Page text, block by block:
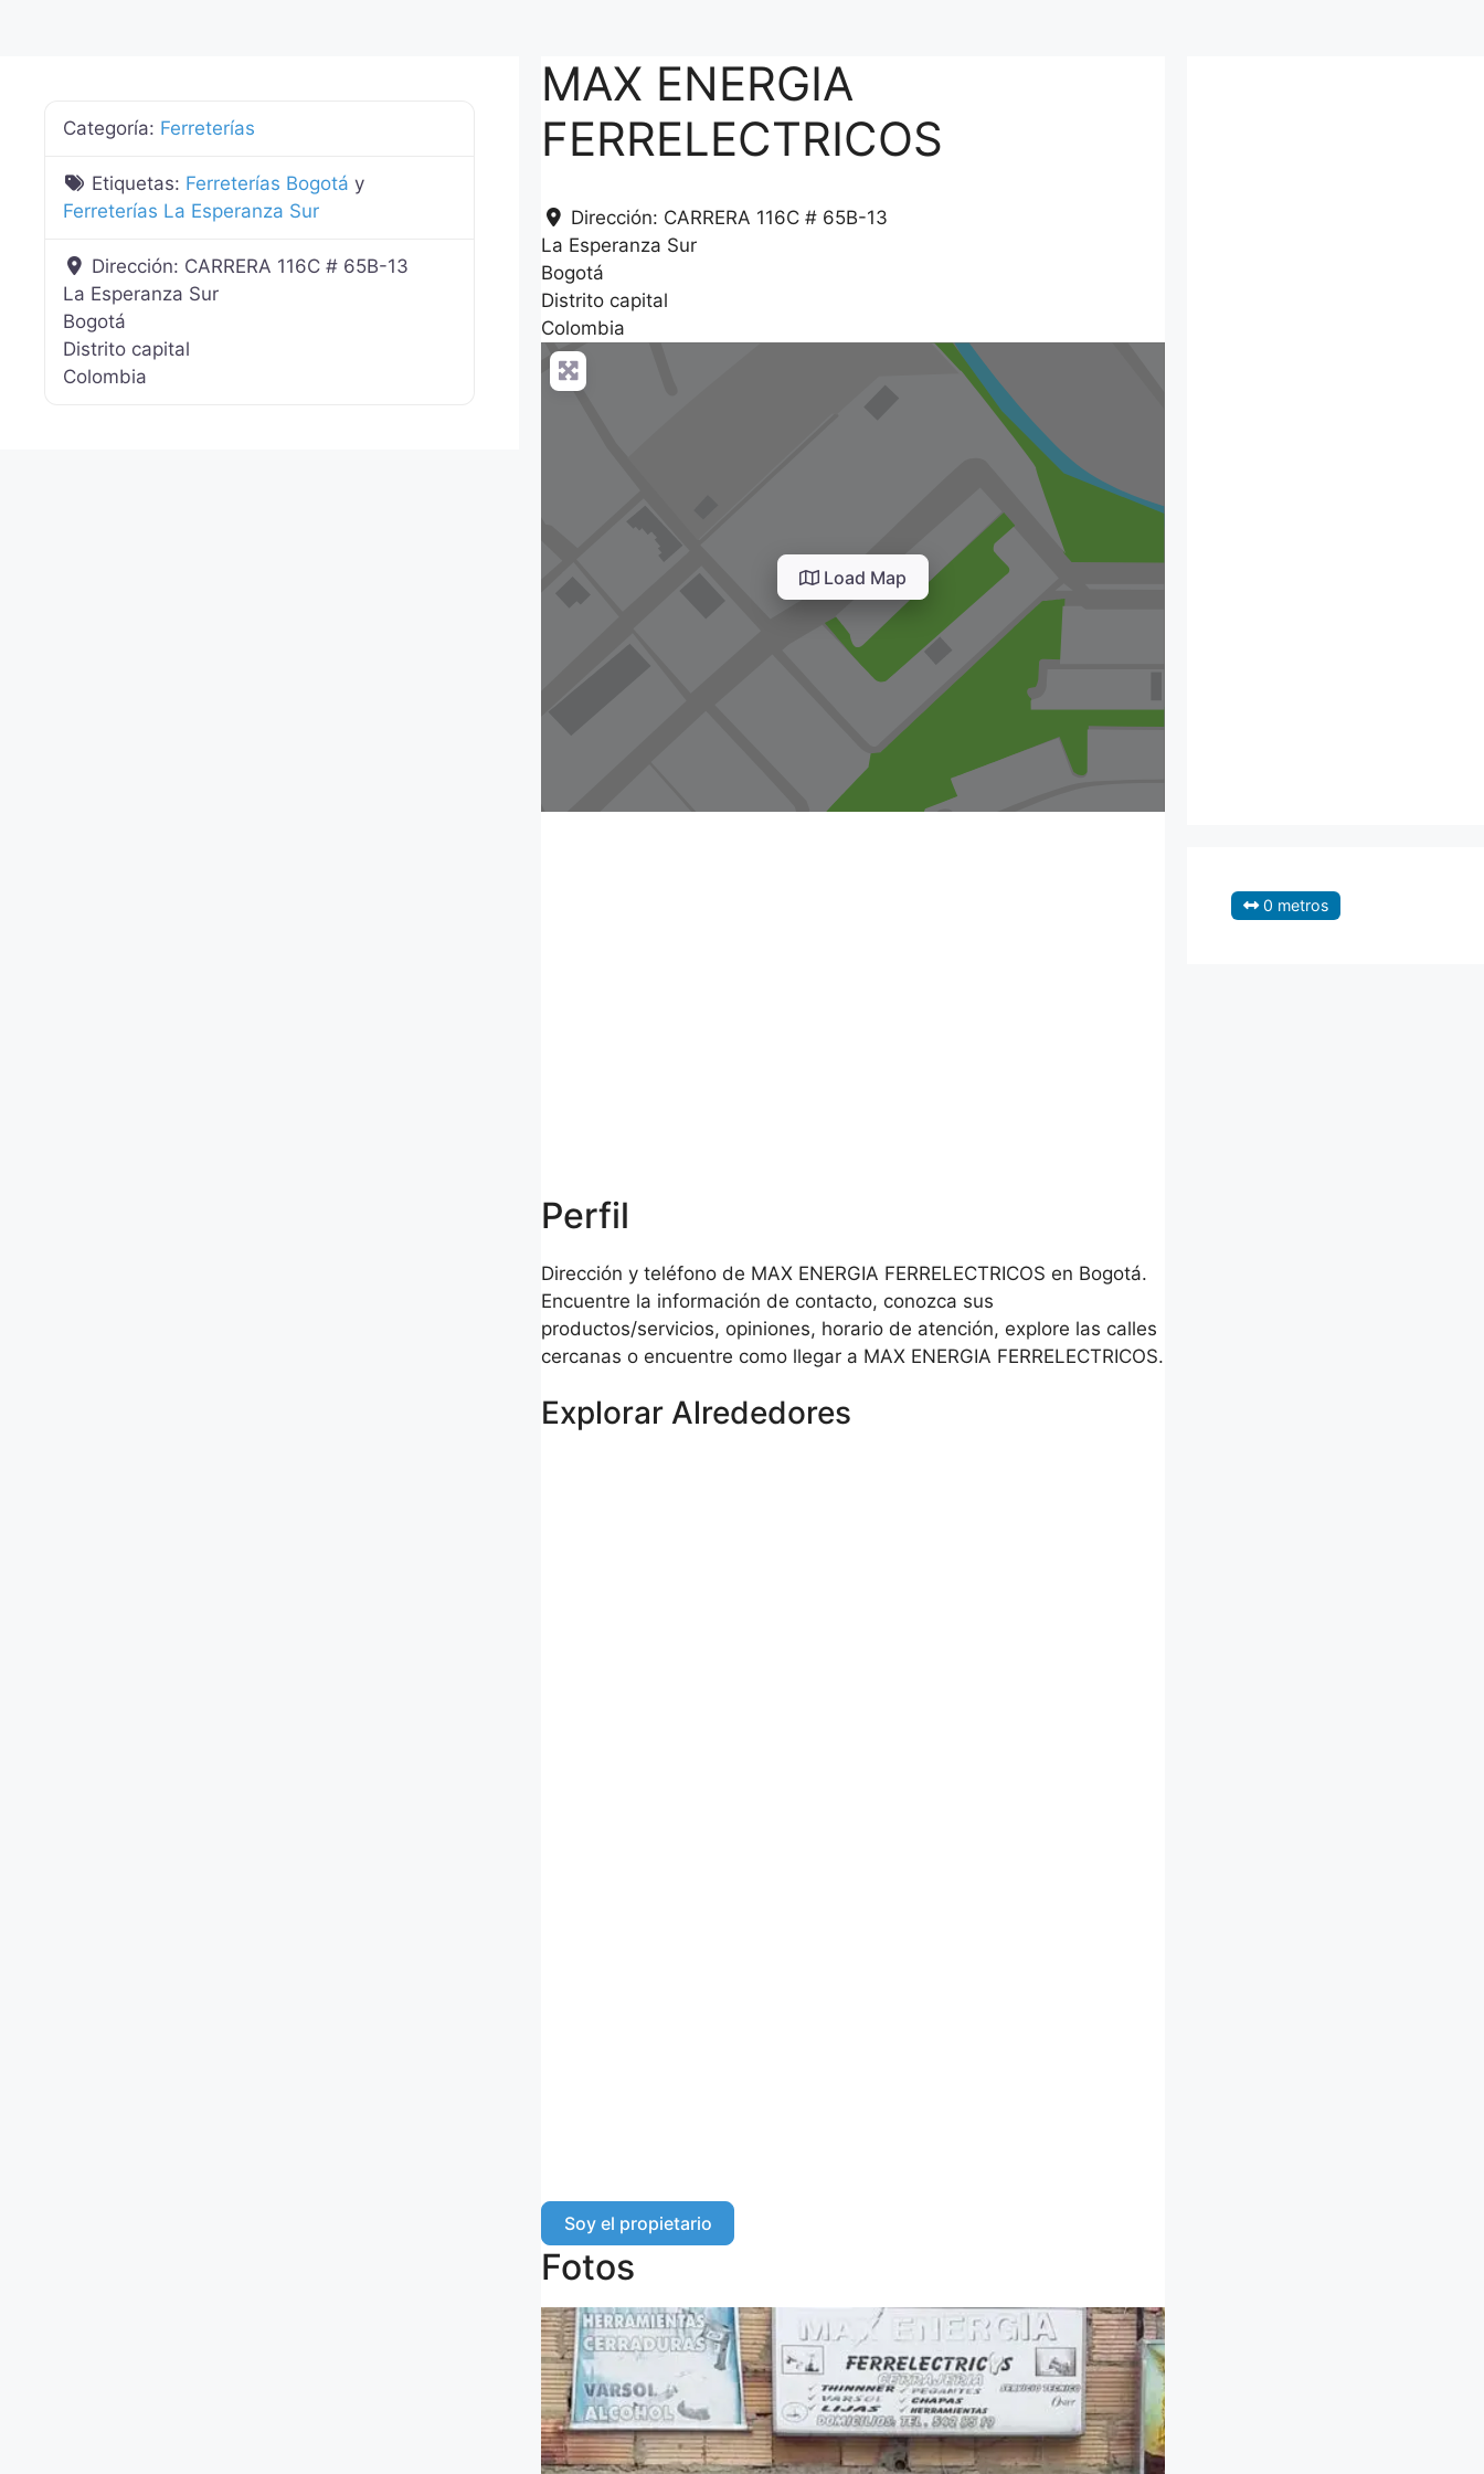
MAX ENERGIA
FERRELECTRICOS
Dirección: CARRERA 116C # 65B-13
La Esperanza Sur
Bogotá
Distrito capital
Colombia
Load Map
Perfil
Dirección y teléfono de MAX ENERGIA FERRELECTRICOS en Bogotá.
Encuentre la información de contacto, conozca sus
productos/servicios, opiniones, horario de atención, explore las calles
cercanas o encuentre como llegar a MAX ENERGIA FERRELECTRICOS.
Explorar Alrededores
Soy el propietario
Fotos
Categoría: Ferreterías
Etiquetas: Ferreterías Bogotá y
Ferreterías La Esperanza Sur
Dirección: CARRERA 116C # 65B-13
La Esperanza Sur
Bogotá
Distrito capital
Colombia
0 metros